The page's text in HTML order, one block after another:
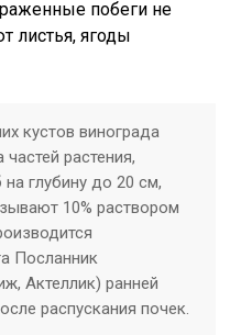
побеги не
листья, ягоды
кустов винограда
растения,
глубину до 20 см,
10% раствором
Посланник
Актеллик) ранней
распускания почек.